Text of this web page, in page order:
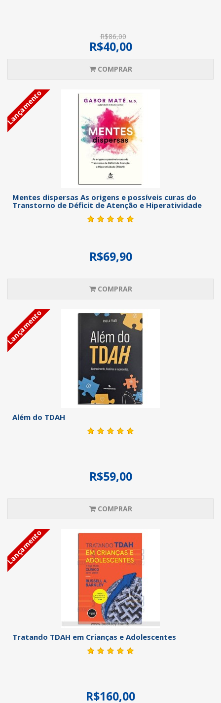
R$86,00
R$40,00
COMPRAR
Lançamento
Mentes dispersas As origens e possíveis curas do
Transtorno de Déficit de Atenção e Hiperatividade
R$69,90
COMPRAR
Lançamento
Além do TDAH
R$59,00
COMPRAR
Lançamento
Tratando TDAH em Crianças e Adolescentes
R$160,00